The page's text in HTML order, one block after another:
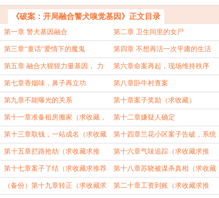
《破案：开局融合警犬嗅觉基因》正文目录
第一章 警犬基因融合 第二章 卫生间里的女尸
第三章“童话”爱情下的魔鬼 第四章 不想再活一次平庸的生活
第五章 融合大猩猩力量基因， 力
量暴涨
第六章命案再起，现场维持秩序
第七章香烟味，鼻子再立功 第八章卧牛村查案
第九章不能曝光的关系 第十章案子奖励（求收藏）
第十一章准备租房搬家（求收藏，
求票票）
第十二章嫌疑人确定
第十三章取钱，一站成名（求收藏
求票票）
第十四章兰花小区案子告破，系统
奖励（求收藏票票）
第十五章拦路抢劫（求收藏求推
荐）
第十六章气味追踪（求收藏求推
荐）
第十七章案子了结（求收藏求推荐
票）
第十八章苏晓被谋杀真相（求收藏
求推荐）
（备份）第十九章转正（求收藏求 第二十章工资到账（求收藏求推